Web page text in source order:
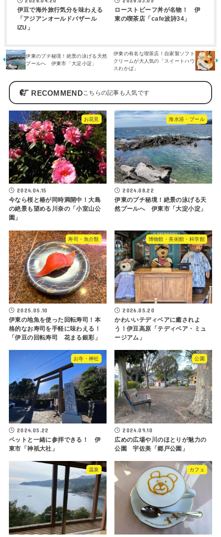
伊豆で海外旅行気分を味わえる
「アジアンオールドバザール
IZU」
ローストビーフ丼が名物！ 伊
東の喫茶店「cafe波詩34」
伊東のプチ秘境！絶景の泳げる天然
プールへ 伊東市「大淀小淀」
伊東の有名な喫茶店！自家製ソフト
クリームが大人気の「スイートハウ
スわかば」
RECOMMEND
お花見
2024.04.15
今なら桜と椿が同時満開中！大島
の絶景も望める川奈の「小室山公
園」
海水浴・プール
2024.08.22
伊東のプチ秘境！絶景の泳げる天
然プールへ 伊東市「大淀小淀」
寿司・魚介類
2025.05.10
伊東の地魚を使った回転寿司！本
格的なお寿司を手軽に味わえる！
「伊豆の回転寿司 花まる銀彩」
博物館・美術館・科学館
2026.05.20
かわいいテディベアに癒されよ
う！伊豆高原「テディベア・ミュ
ージアム」
お寺・神社
2024.05.22
ペットと一緒に参拝できる！ 伊
東市「神祇大社」
公園
2024.09.10
広めの広場や川のほとりが魅力の
公園 宇佐美「郷戸公園」
温泉 カフェ